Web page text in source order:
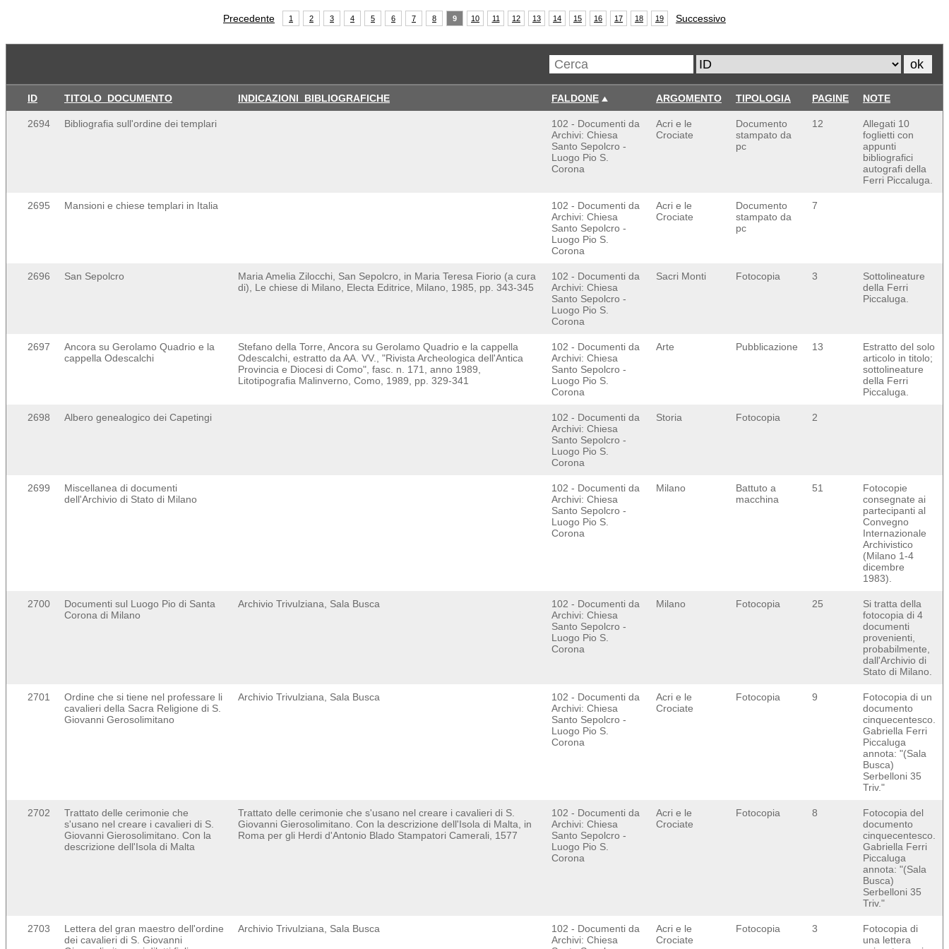
Precedente 1 2 3 4 5 6 7 8 9 10 11 12 13 14 15 16 17 18 19 Successivo
ID TITOLO_DOCUMENTO INDICAZIONI_BIBLIOGRAFICHE FALDONE ARGOMENTO TIPOLOGIA PAGINE NOTE
2694 Bibliografia sull'ordine dei templari
102 - Documenti da
Archivi: Chiesa
Santo Sepolcro -
Luogo Pio S.
Corona
Acri e le
Crociate
Documento
stampato da
pc
12
Allegati 10
foglietti con
appunti
bibliografici
autografi della
Ferri Piccaluga.
2695 Mansioni e chiese templari in Italia
102 - Documenti da
Archivi: Chiesa
Santo Sepolcro -
Luogo Pio S.
Corona
Acri e le
Crociate
Documento
stampato da
pc
7
2696 San Sepolcro
Maria Amelia Zilocchi, San Sepolcro, in Maria Teresa Fiorio (a cura
di), Le chiese di Milano, Electa Editrice, Milano, 1985, pp. 343-345
102 - Documenti da
Archivi: Chiesa
Santo Sepolcro -
Luogo Pio S.
Corona
Sacri Monti Fotocopia 3
Sottolineature
della Ferri
Piccaluga.
2697
Ancora su Gerolamo Quadrio e la
cappella Odescalchi
Stefano della Torre, Ancora su Gerolamo Quadrio e la cappella
Odescalchi, estratto da AA. VV., "Rivista Archeologica dell'Antica
Provincia e Diocesi di Como", fasc. n. 171, anno 1989,
Litotipografia Malinverno, Como, 1989, pp. 329-341
102 - Documenti da
Archivi: Chiesa
Santo Sepolcro -
Luogo Pio S.
Corona
Arte Pubblicazione 13
Estratto del solo
articolo in titolo;
sottolineature
della Ferri
Piccaluga.
2698 Albero genealogico dei Capetingi
102 - Documenti da
Archivi: Chiesa
Santo Sepolcro -
Luogo Pio S.
Corona
Storia Fotocopia 2
2699
Miscellanea di documenti
dell'Archivio di Stato di Milano
102 - Documenti da
Archivi: Chiesa
Santo Sepolcro -
Luogo Pio S.
Corona
Milano
Battuto a
macchina
51
Fotocopie
consegnate ai
partecipanti al
Convegno
Internazionale
Archivistico
(Milano 1-4
dicembre
1983).
2700
Documenti sul Luogo Pio di Santa
Corona di Milano
Archivio Trivulziana, Sala Busca
102 - Documenti da
Archivi: Chiesa
Santo Sepolcro -
Luogo Pio S.
Corona
Milano Fotocopia 25
Si tratta della
fotocopia di 4
documenti
provenienti,
probabilmente,
dall'Archivio di
Stato di Milano.
2701
Ordine che si tiene nel professare li
cavalieri della Sacra Religione di S.
Giovanni Gerosolimitano
Archivio Trivulziana, Sala Busca
102 - Documenti da
Archivi: Chiesa
Santo Sepolcro -
Luogo Pio S.
Corona
Acri e le
Crociate
Fotocopia 9
Fotocopia di un
documento
cinquecentesco.
Gabriella Ferri
Piccaluga
annota: "(Sala
Busca)
Serbelloni 35
Triv."
2702
Trattato delle cerimonie che
s'usano nel creare i cavalieri di S.
Giovanni Gierosolimitano. Con la
descrizione dell'Isola di Malta
Trattato delle cerimonie che s'usano nel creare i cavalieri di S.
Giovanni Gierosolimitano. Con la descrizione dell'Isola di Malta, in
Roma per gli Herdi d'Antonio Blado Stampatori Camerali, 1577
102 - Documenti da
Archivi: Chiesa
Santo Sepolcro -
Luogo Pio S.
Corona
Acri e le
Crociate
Fotocopia 8
Fotocopia del
documento
cinquecentesco.
Gabriella Ferri
Piccaluga
annota: "(Sala
Busca)
Serbelloni 35
Triv."
2703
Lettera del gran maestro dell'ordine
dei cavalieri di S. Giovanni
Archivio Trivulziana, Sala Busca
102 - Documenti da
Archivi: Chiesa
Acri e le
Crociate
Fotocopia 3
Fotocopia di
una lettera